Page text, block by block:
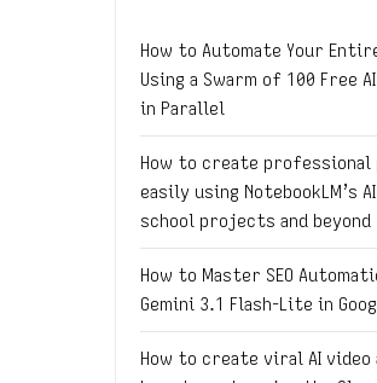
How to Automate Your
Using a Swarm of 100 Free
in Parallel
How to create
easily using NotebookLM’s
school projects and beyond
How to Master SEO
Gemini 3.1 Flash-Lite in
How to create viral AI video